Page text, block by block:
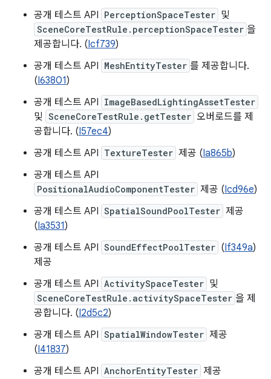
공개 테스트 API PerceptionSpaceTester 및
SceneCoreTestRule.perceptionSpaceTester 을
제공합니다. (Icf739)
공개 테스트 API MeshEntityTester 를 제공합니다.
(I63801)
공개 테스트 API ImageBasedLightingAssetTester
및 SceneCoreTestRule.getTester 오버로드를 제
공합니다. (I57ec4)
공개 테스트 API TextureTester 제공 (Ia865b)
공개 테스트 API
PositionalAudioComponentTester 제공 (Icd96e)
공개 테스트 API SpatialSoundPoolTester 제공
(Ia3531)
공개 테스트 API SoundEffectPoolTester (If349a)
제공
공개 테스트 API ActivitySpaceTester 및
SceneCoreTestRule.activitySpaceTester 을 제
공합니다. (I2d5c2)
공개 테스트 API SpatialWindowTester 제공
(I41837)
공개 테스트 API AnchorEntityTester 제공